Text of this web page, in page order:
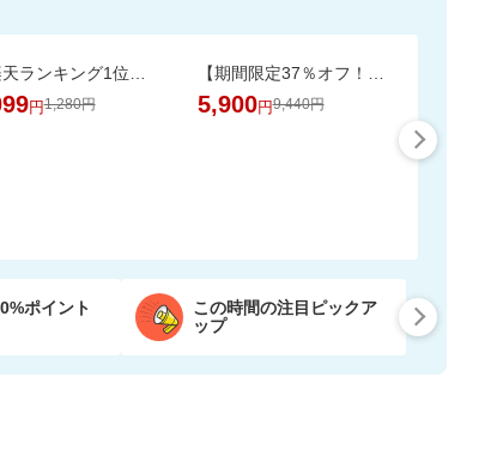
円1,280円 5,900円9,440円
ポイント
この時間の注目ピックア
ップ